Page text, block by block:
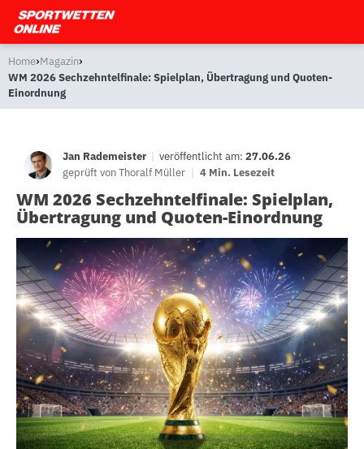
Home›Magazin›
WM 2026 Sechzehntelfinale: Spielplan, Übertragung und Quoten-
Einordnung
Jan Rademeister | veröffentlicht am: 27.06.26
geprüft vonThoralf Müller | 4 Min. Lesezeit
WM 2026 Sechzehntelfinale: Spielplan,
Übertragung und Quoten-Einordnung